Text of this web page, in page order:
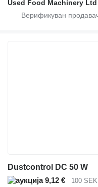
Used Food Machinery Ltd
Dustcontrol DC 50 W
9,12 €
100 SEK